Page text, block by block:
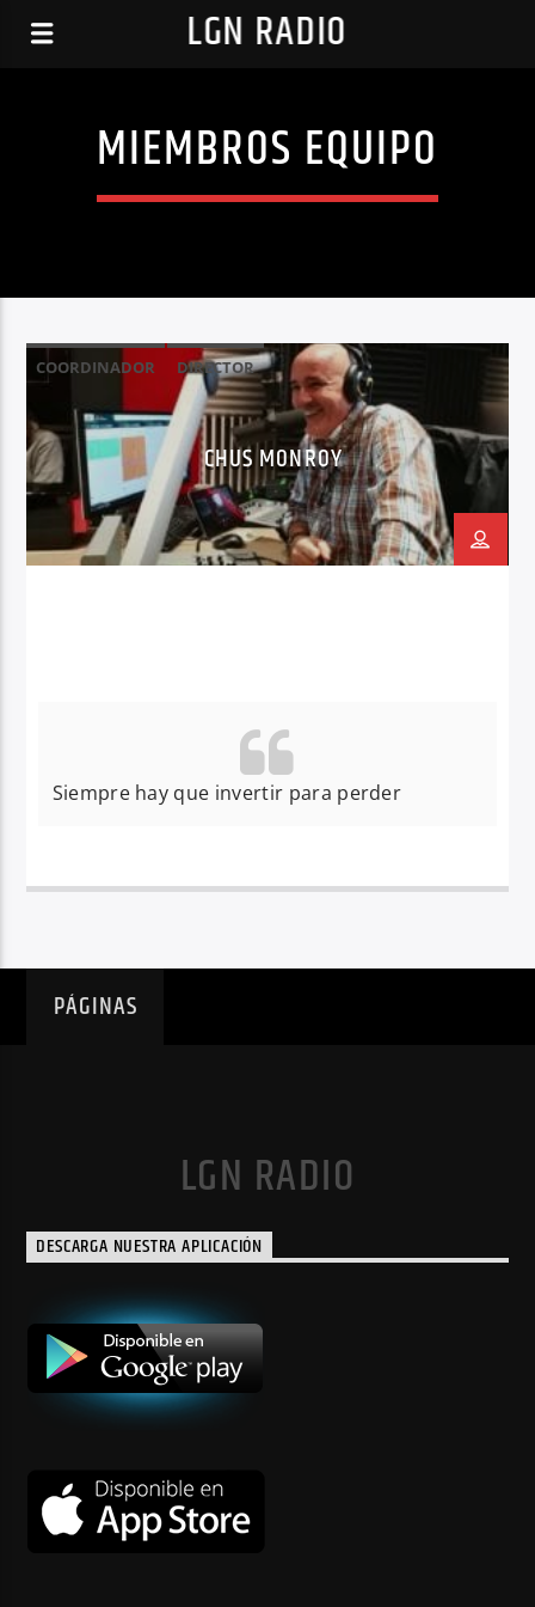
LGN RADIO
MIEMBROS EQUIPO
COORDINADOR DIRECTOR
CHUS MONROY
Siempre hay que invertir para perder
PÁGINAS
LGN RADIO
DESCARGA NUESTRA APLICACIÓN